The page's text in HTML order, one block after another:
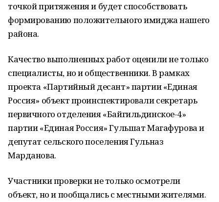
точкой притяжения и будет способствовать
формированию положительного имиджа нашего
района.
Качество выполненных работ оценили не только
специалисты, но и общественники. В рамках
проекта «Партийный десант» партии «Единая
Россия» объект проинспектировали секретарь
первичного отделения «Байгильдинское-4»
партии «Единая Россия» Гульшат Магафурова и
депутат сельского поселения Гульназ
Марданова.
Участники проверки не только осмотрели
объект, но и пообщались с местными жителями.